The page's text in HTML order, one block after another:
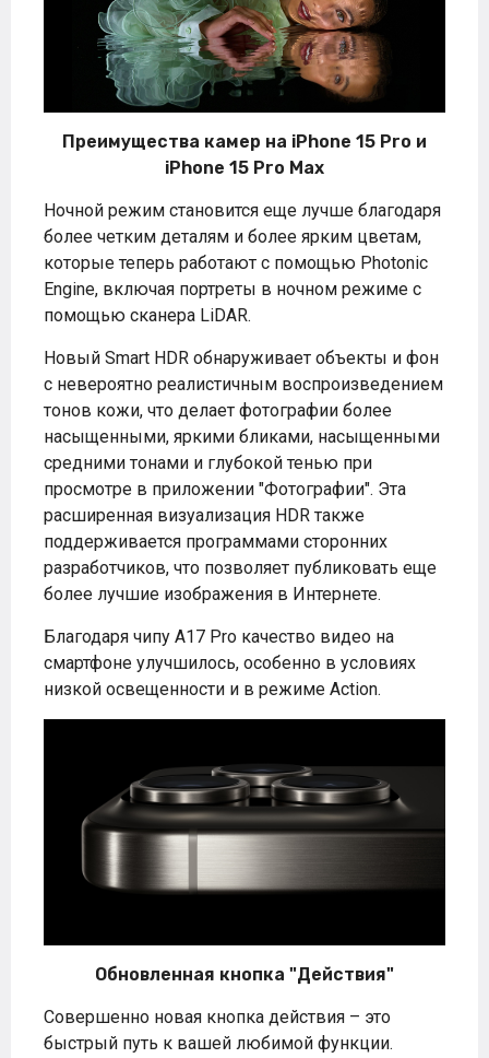
Преимущества камер на iPhone 15 Pro и
iPhone 15 Pro Max
Ночной режим становится еще лучше благодаря
более четким деталям и более ярким цветам,
которые теперь работают с помощью Photonic
Engine, включая портреты в ночном режиме с
помощью сканера LiDAR.
Новый Smart HDR обнаруживает объекты и фон
с невероятно реалистичным воспроизведением
тонов кожи, что делает фотографии более
насыщенными, яркими бликами, насыщенными
средними тонами и глубокой тенью при
просмотре в приложении "Фотографии". Эта
расширенная визуализация HDR также
поддерживается программами сторонних
разработчиков, что позволяет публиковать еще
более лучшие изображения в Интернете.
Благодаря чипу A17 Pro качество видео на
смартфоне улучшилось, особенно в условиях
низкой освещенности и в режиме Action.
Обновленная кнопка "Действия"
Совершенно новая кнопка действия – это
быстрый путь к вашей любимой функции.